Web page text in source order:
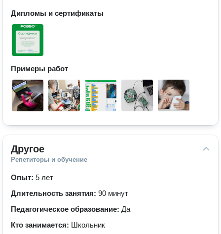
Дипломы и сертификаты
Примеры работ
Другое
Репетиторы и обучение
Опыт: 5 лет
Длительность занятия: 90 минут
Педагогическое образование: Да
Кто занимается: Школьник